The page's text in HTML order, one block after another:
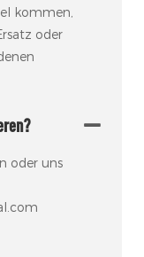
kommen,
oder
oder uns